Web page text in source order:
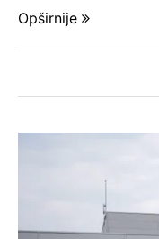
Opširnije